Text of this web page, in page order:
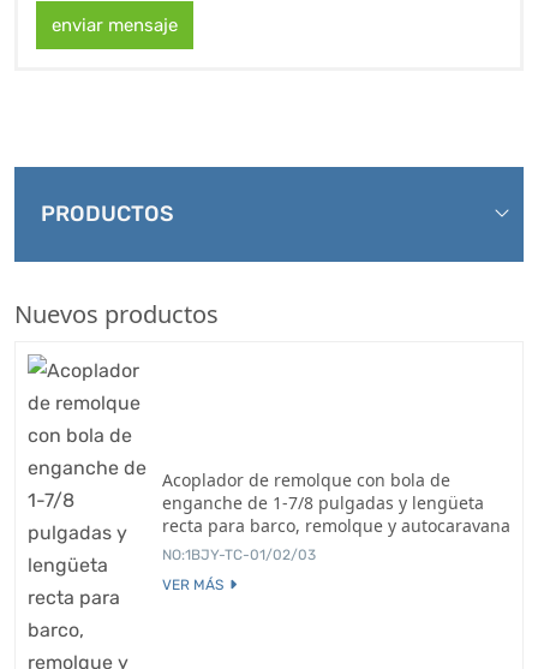
enviar mensaje
PRODUCTOS
Nuevos productos
Acoplador de remolque con bola de
enganche de 1-7/8 pulgadas y lengüeta
recta para barco, remolque y autocaravana
NO:1BJY-TC-01/02/03
VER MÁS